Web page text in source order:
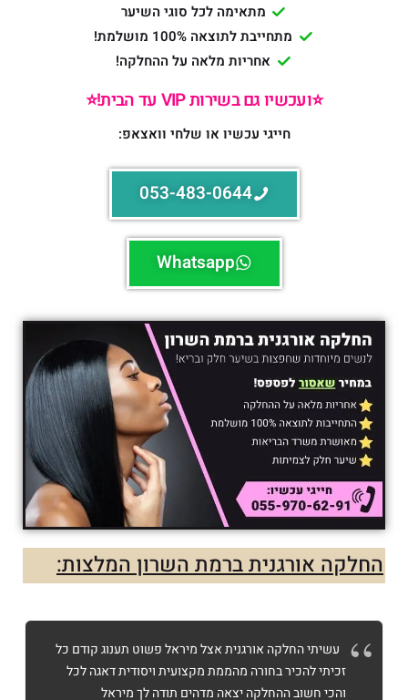
מתאימה לכל סוגי השיער
מתחייבת לתוצאה 100% מושלמת!
אחריות מלאה על ההחלקה!
⭐️ועכשיו גם בשירות VIP עד הבית!⭐️
חייגי עכשיו או שלחי וואצאפ:
053-483-0644
Whatsapp
החלקה אורגנית ברמת השרון המלצות:
עשיתי החלקה אורגנית אצל מיראל פשוט תענוג קודם כל
זכיתי להכיר בחורה מהממת מקצועית ויסודית דאגה לכל
והכי חשוב ההחלקה יצאה מדהים תודה לך מיראל